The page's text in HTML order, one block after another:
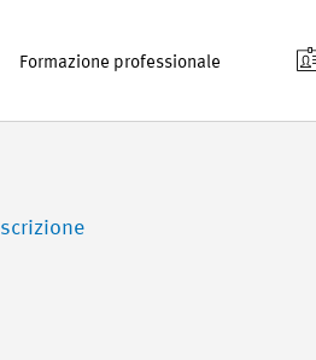
Formazione professionale
Iscrizione